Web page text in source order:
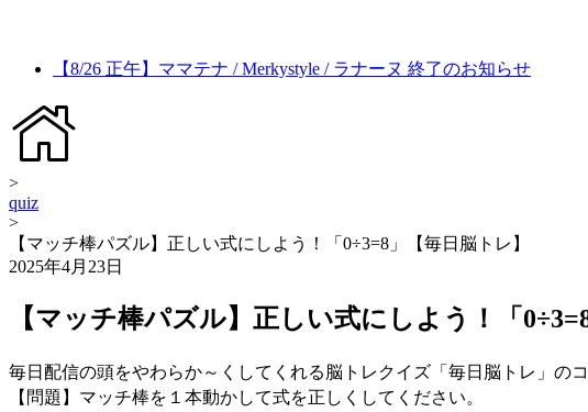
【8/26 正午】ママテナ / Merkystyle / ラナーヌ 終了のお知らせ
>
quiz
>
【マッチ棒パズル】正しい式にしよう！「0÷3=8」【毎日脳トレ】
2025年4月23日
【マッチ棒パズル】正しい式にしよう！「
毎日配信の頭をやわらか～くしてくれる脳トレクイズ「毎日脳トレ」の
【問題】マッチ棒を１本動かして式を正しくしてください。